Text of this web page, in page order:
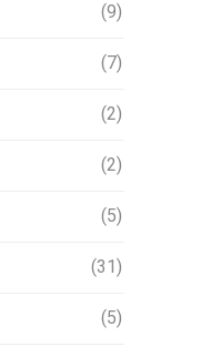
(9)
(7)
(2)
(2)
(5)
(31)
(5)